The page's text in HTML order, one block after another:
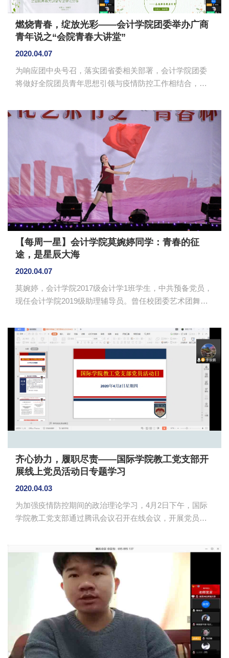
燃烧青春，绽放光彩——会计学院团委举办广商
青年说之“会院青春大讲堂”
2020.04.07
为响应团中央号召，落实团省委相关部署，会计学院团委
将做好全院团员青年思想引领与疫情防控工作相结合，充
在腾讯会议开展“广商青年说之会院青春大讲堂”朋辈教育活
动，主动将共青团思想引领开设到网上、开设到青年集聚
的云端阵地。本次活动邀请了2017级冼依霖、练思源、陈
家莹、张焕芬以及2018级练赋琳同学为大家分享他们的学
习生活经验。 干部示范型代表练思源分享他的“3段
式”学生干部生涯。他认为学生干部生涯是一个从通过学习
他人榜样、成为他人榜样到...
【每周一星】会计学院莫婉婷同学：青春的征
途，是星辰大海
2020.04.07
莫婉婷，会计学院2017级会计学1班学生，中共预备党员，
现任会计学院2019级助理辅导员。曾任校团委艺术团舞蹈
会计学院艺术团主持队队员。曾获得第十三届广东省大中
专学生舞蹈大赛优秀奖，广州商学院第十二届、十三届校
园“青春杯”校园舞蹈大赛一等奖，广州商学院文体活动积极
分子、优秀学生干部等荣誉称号，被评为“2019年感动广商
年度艺术人物”。 因为热爱，所以坚持 她小时候机缘巧
合下接触到了中国舞，在学习舞蹈的过程中慢慢爱上了
它，舞蹈的感染...
齐心协力，履职尽责——国际学院教工党支部开
展线上党员活动日专题学习
2020.04.03
为加强疫情防控期间的政治理论学习，4月2日下午，国际
学院教工党支部通过腾讯会议召开在线会议，开展党员活
党员认真学习了《广东省教育厅转发中共教育部党组关于
学习贯彻习近平给在首钢医院实习的西藏大学医学院学生
的回信精神的通知》和《求是》杂志发表的习近平总书记
重要文章《全面提高依法防控依法治理能力，健全国家公
共卫生应急管理体系》两个重要文件精神。李俊鹏就当前
工作提出了六点建议：一是加强爱国主义教育，...